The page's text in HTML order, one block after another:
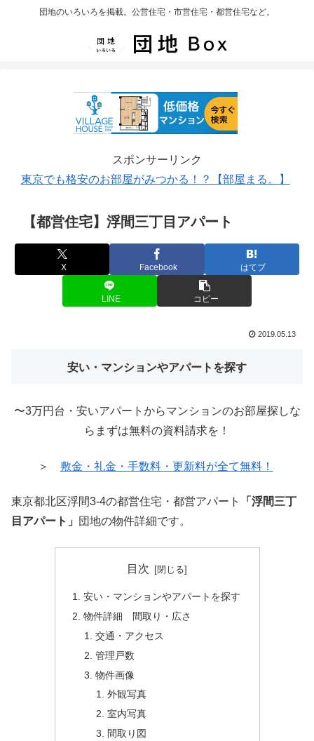
団地のいろいろを掲載。公営住宅・市営住宅・都営住宅など。
スポンサーリンク
東京でも格安のお部屋がみつかる！？【部屋まる。】
【都営住宅】浮間三丁目アパート
X Facebook はてブ
LINE コピー
2019.05.13
安い・マンションやアパートを探す
〜3万円台・安いアパートからマンションのお部屋探しな
らまずは無料の資料請求を！
＞ 敷金・礼金・手数料・更新料が全て無料！
東京都北区浮間3-4の都営住宅・都営アパート
「浮間三丁
目アパート」
団地の物件詳細です。
目次
安い・マンションやアパートを探す
物件詳細 間取り・広さ
交通・アクセス
管理戸数
物件画像
外観写真
室内写真
間取り図